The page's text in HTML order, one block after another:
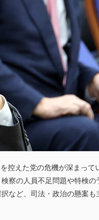
控えた党の危機が深まって
察の人員不足問題や特検の
など、司法・政治の懸案も